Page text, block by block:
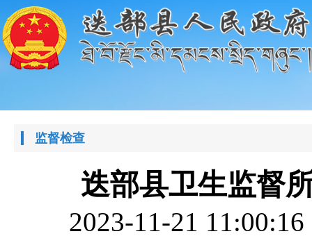
监督检查
迭部县卫生监督
2023-11-21